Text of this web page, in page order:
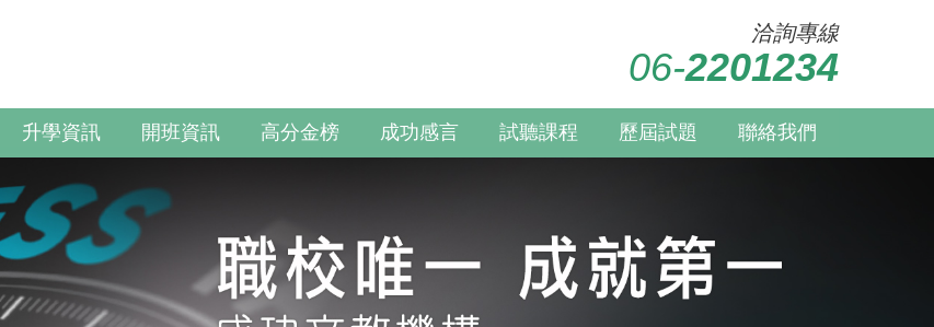
洽詢專線
06-2201234
升學資訊 開班資訊 高分金榜 成功感言 試聽課程 歷屆試題 聯絡我們